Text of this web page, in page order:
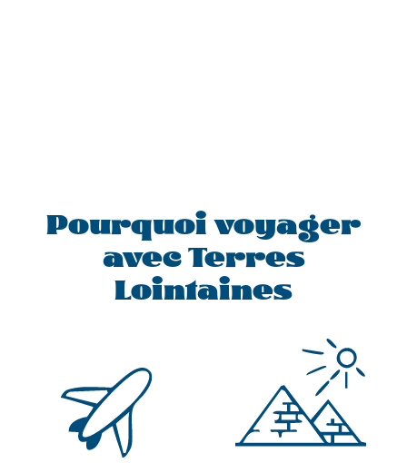
Pourquoi voyager
avec Terres
Lointaines